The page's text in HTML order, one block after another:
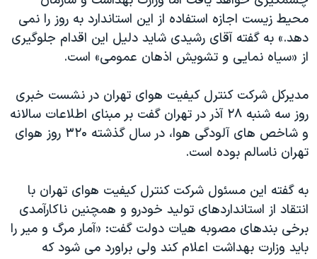
دادگاه حمید نوری
چهل سال گروگان‌گیری
قانون شفافیت دارائی کادر رهبری ایران
اسرائیل در جنگ
نرگس محمدی برنده جایزه نوبل صلح
همایش محافظه‌کاران آمریکا «سی‌پک»
صفحه‌های ویژه
سفر پرزیدنت ترامپ به چین
محیط زیست اجازه استفاده از این استاندارد به روز را نمی
دهد.» به گفته آقای رشیدی شاید دلیل این اقدام جلوگیری
از «سیاه نمایی و تشویش اذهان عمومی» است.
مدیرکل شرکت کنترل کیفیت هوای تهران در نشست خبری
روز سه شنبه ۲۸ آذر در تهران گفت بر مبنای اطلاعات سالانه
و شاخص های آلودگی هوا، در سال گذشته ۳۲۰ روز هوای
تهران ناسالم بوده است.
به گفته این مسئول شرکت کنترل کیفیت هوای تهران با
انتقاد از استانداردهای تولید خودرو و همچنین ناکارآمدی
برخی بندهای مصوبه هیات دولت گفت: «آمار مرگ و میر را
باید وزارت بهداشت اعلام کند ولی براورد می شود که